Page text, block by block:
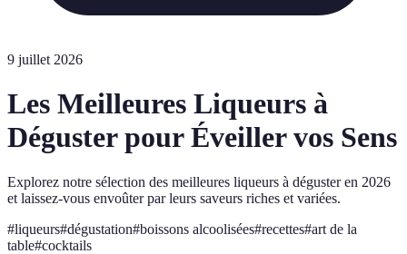
9 juillet 2026
Les Meilleures Liqueurs à
Déguster pour Éveiller vos Sens
Explorez notre sélection des meilleures liqueurs à déguster en 2026
et laissez-vous envoûter par leurs saveurs riches et variées.
#liqueurs#dégustation#boissons alcoolisées#recettes#art de la
table#cocktails